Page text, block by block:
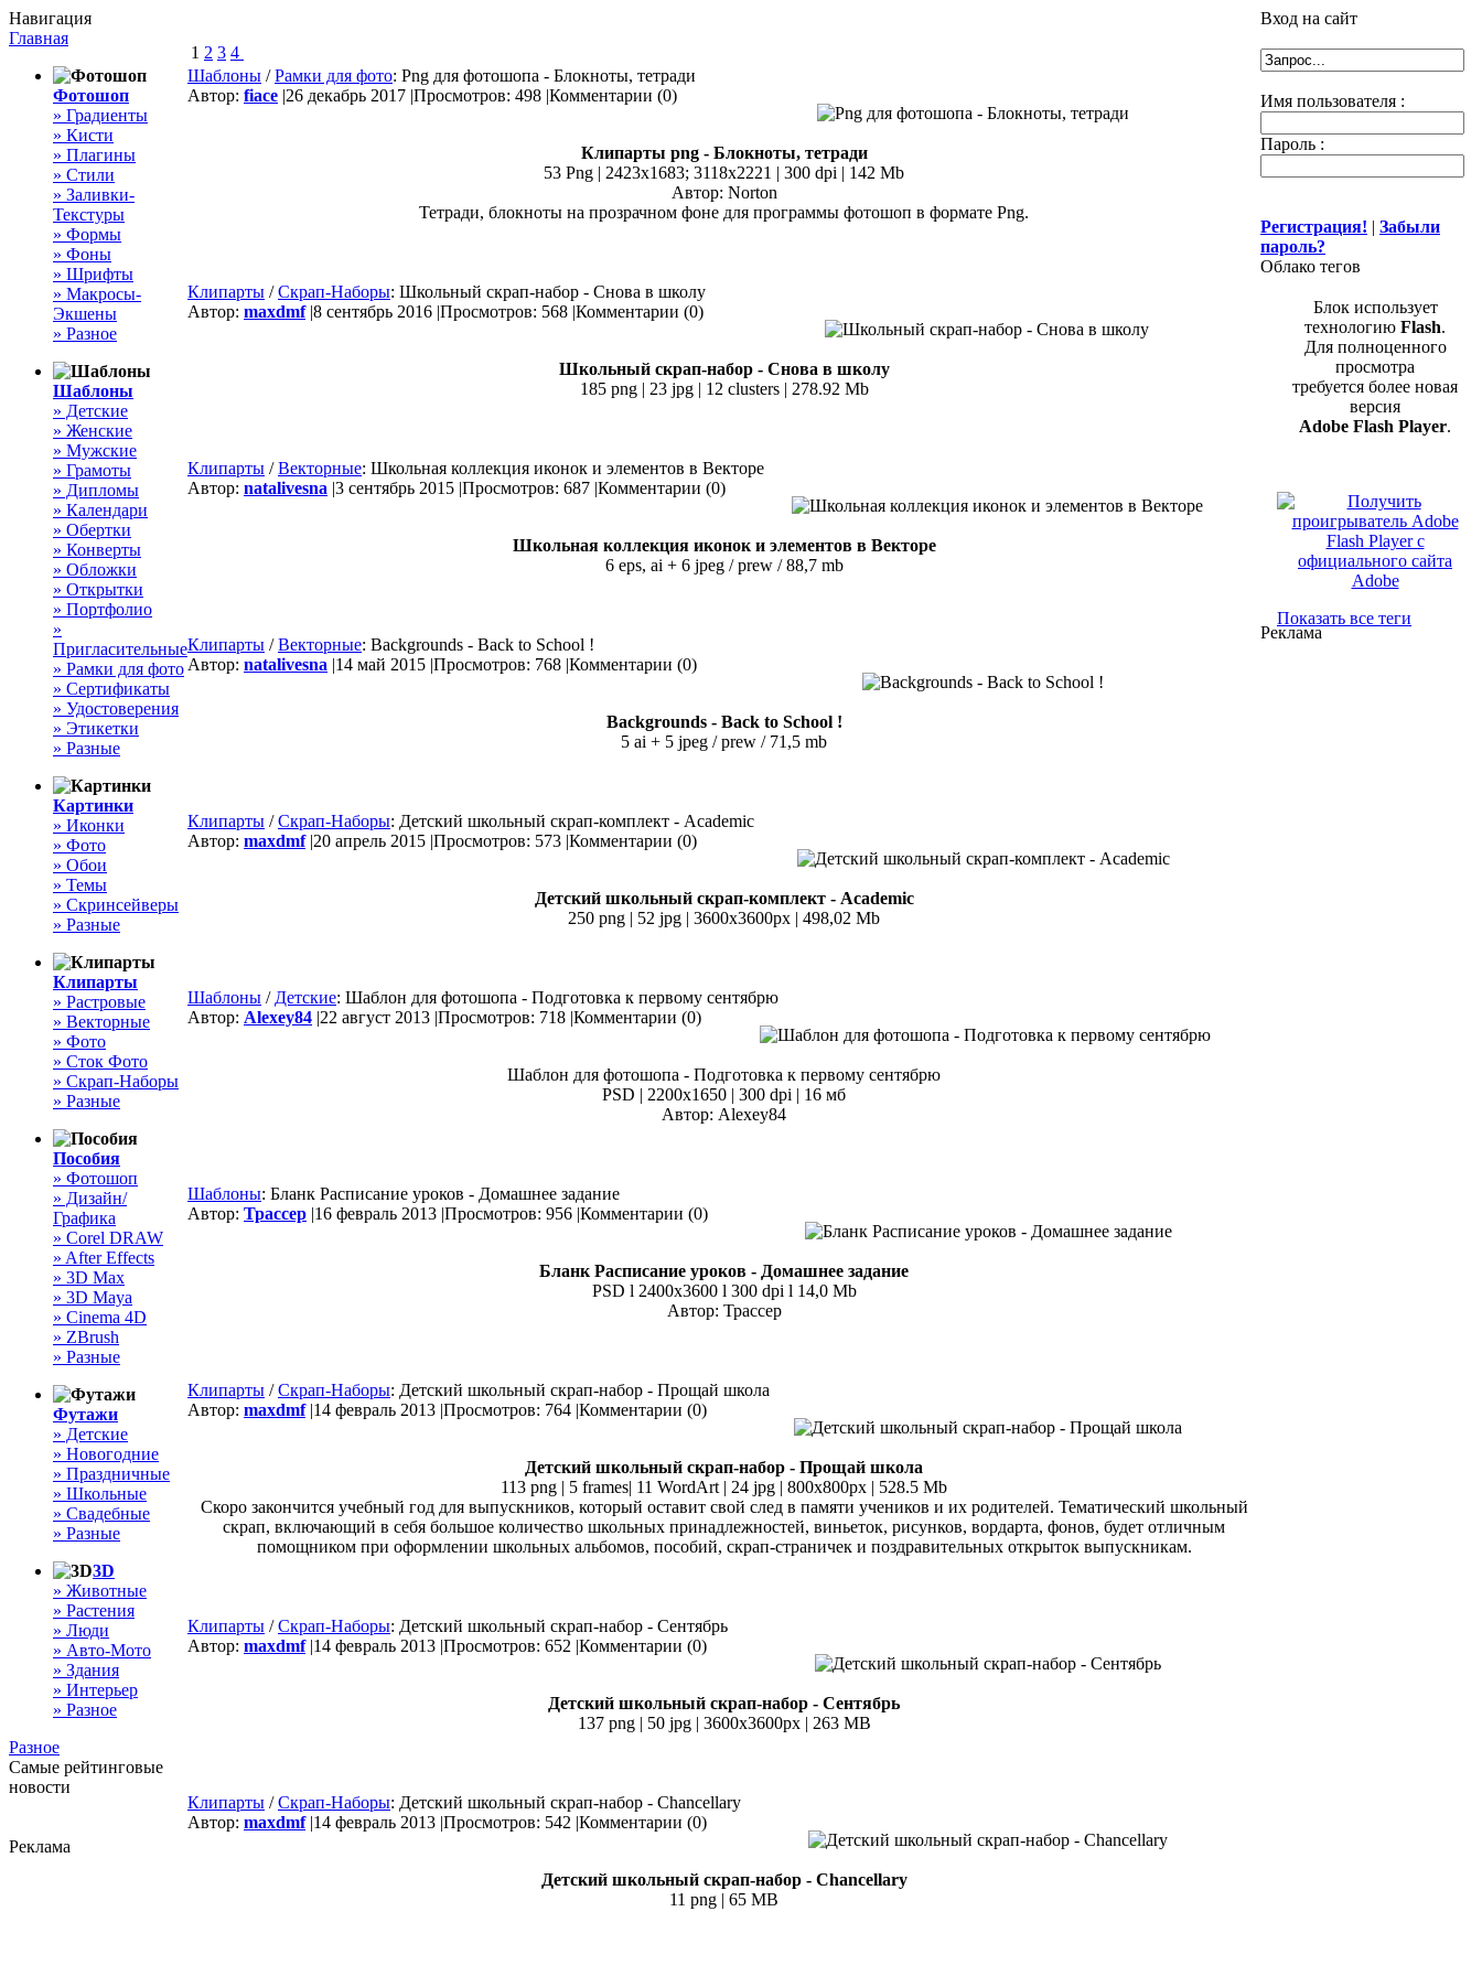
Навигация
Главная
Фотошоп
» Градиенты
» Кисти
» Плагины
» Стили
» Заливки-
Текстуры
» Формы
» Фоны
» Шрифты
» Макросы-
Экшены
» Разное
Шаблоны
» Детские
» Женские
» Мужские
» Грамоты
» Дипломы
» Календари
» Обертки
» Конверты
» Обложки
» Открытки
» Портфолио
»
Пригласительные
» Рамки для фото
» Сертификаты
» Удостоверения
» Этикетки
» Разные
Картинки
» Иконки
» Фото
» Обои
» Темы
» Скринсейверы
» Разные
Клипарты
» Растровые
» Векторные
» Фото
» Сток Фото
» Скрап-Наборы
» Разные
Пособия
» Фотошоп
» Дизайн/
Графика
» Corel DRAW
» After Effects
» 3D Max
» 3D Maya
» Cinema 4D
» ZBrush
» Разные
Футажи
» Детские
» Новогодние
» Праздничные
» Школьные
» Свадебные
» Разные
3D
» Животные
» Растения
» Люди
» Авто-Мото
» Здания
» Интерьер
» Разное
Разное
Самые рейтинговые
новости
Реклама
1 2 3 4
Шаблоны /Рамки для фото: Png для фотошопа - Блокноты, тетради
Автор: fiace |26 декабрь 2017 |Просмотров: 498 |Комментарии (0)
Клипарты png - Блокноты, тетради
53 Png | 2423x1683; 3118х2221 | 300 dpi | 142 Mb
Автор: Norton
Тетради, блокноты на прозрачном фоне для программы фотошоп в формате Png.
Клипарты /Скрап-Наборы: Школьный скрап-набор - Снова в школу
Автор: maxdmf|8 сентябрь 2016 |Просмотров: 568 |Комментарии (0)
Школьный скрап-набор - Снова в школу
185 png | 23 jpg | 12 clusters | 278.92 Mb
Клипарты /Векторные: Школьная коллекция иконок и элементов в Векторе
Автор: natalivesna |3 сентябрь 2015 |Просмотров: 687 |Комментарии (0)
Школьная коллекция иконок и элементов в Векторе
6 eps, ai + 6 jpeg / prew / 88,7 mb
Клипарты /Векторные: Backgrounds - Back to School !
Автор: natalivesna |14 май 2015 |Просмотров: 768 |Комментарии (0)
Backgrounds - Back to School !
5 ai + 5 jpeg / prew / 71,5 mb
Клипарты /Скрап-Наборы: Детский школьный скрап-комплект - Academic
Автор: maxdmf|20 апрель 2015 |Просмотров: 573 |Комментарии (0)
Детский школьный скрап-комплект - Academic
250 png | 52 jpg | 3600x3600px | 498,02 Mb
Шаблоны / Детские: Шаблон для фотошопа - Подготовка к первому сентябрю
Автор: Alexey84 |22 август 2013 |Просмотров: 718 |Комментарии (0)
Шаблон для фотошопа - Подготовка к первому сентябрю
PSD | 2200x1650 | 300 dpi | 16 мб
Автор: Alexey84
Шаблоны: Бланк Расписание уроков - Домашнее задание
Автор: Трассер |16 февраль 2013 |Просмотров: 956 |Комментарии (0)
Бланк Расписание уроков - Домашнее задание
PSD l 2400x3600 l 300 dpi l 14,0 Mb
Автор: Трассер
Клипарты /Скрап-Наборы: Детский школьный скрап-набор - Прощай школа
Автор: maxdmf|14 февраль 2013 |Просмотров: 764 |Комментарии (0)
Детский школьный скрап-набор - Прощай школа
113 png | 5 frames| 11 WordArt | 24 jpg | 800x800px | 528.5 Mb
Скоро закончится учебный год для выпускников, который оставит свой след в памяти учеников и их родителей. Тематический школьный
скрап, включающий в себя большое количество школьных принадлежностей, виньеток, рисунков, вордарта, фонов, будет отличным
помощником при оформлении школьных альбомов, пособий, скрап-страничек и поздравительных открыток выпускникам.
Клипарты /Скрап-Наборы: Детский школьный скрап-набор - Сентябрь
Автор: maxdmf|14 февраль 2013 |Просмотров: 652 |Комментарии (0)
Детский школьный скрап-набор - Сентябрь
137 png | 50 jpg | 3600х3600px | 263 MB
Клипарты /Скрап-Наборы: Детский школьный скрап-набор - Chancellary
Автор: maxdmf|14 февраль 2013 |Просмотров: 542 |Комментарии (0)
Детский школьный скрап-набор - Chancellary
11 png | 65 MB
Вход на сайт
Имя пользователя :
Пароль :
Регистрация! | Забыли
пароль?
Облако тегов
Блок использует
технологию Flash.
Для полноценного
просмотра
требуется более новая
версия
Adobe Flash Player.
Показать все теги
Реклама